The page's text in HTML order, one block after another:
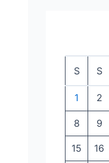
S S
1 2
8 9
15 16